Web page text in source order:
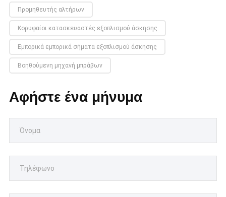
Προμηθευτής αλτήρων
Κορυφαίοι κατασκευαστές εξοπλισμού άσκησης
Εμπορικά εμπορικά σήματα εξοπλισμού άσκησης
Βοηθούμενη μηχανή μπράβων
Αφήστε ένα μήνυμα